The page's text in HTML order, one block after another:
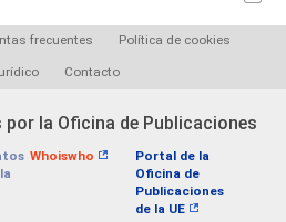
frecuentes Política de cookies
Contacto
la Oficina de Publicaciones
Whoiswho
Portal de la
Oficina de
Publicaciones
de la UE